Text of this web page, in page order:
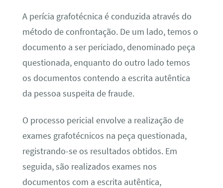
A perícia grafotécnica é conduzida através do
método de confrontação. De um lado, temos o
documento a ser periciado, denominado peça
questionada, enquanto do outro lado temos
os documentos contendo a escrita autêntica
da pessoa suspeita de fraude.
O processo pericial envolve a realização de
exames grafotécnicos na peça questionada,
registrando-se os resultados obtidos. Em
seguida, são realizados exames nos
documentos com a escrita autêntica,